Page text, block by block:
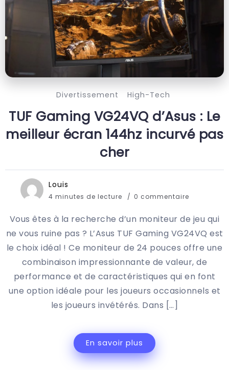
Divertissement High-Tech
TUF Gaming VG24VQ d’Asus : Le
meilleur écran 144hz incurvé pas
cher
Louis
4 minutes de lecture 0 commentaire
Vous êtes à la recherche d’un moniteur de jeu qui
ne vous ruine pas ? L’Asus TUF Gaming VG24VQ est
le choix idéal ! Ce moniteur de 24 pouces offre une
combinaison impressionnante de valeur, de
performance et de caractéristiques qui en font
une option idéale pour les joueurs occasionnels et
les joueurs invétérés. Dans […]
En savoir plus